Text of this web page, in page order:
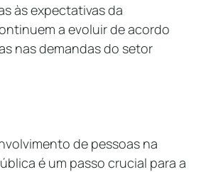
às expectativas da
a evoluir de acordo
nas demandas do setor
de pessoas na
é um passo crucial para a